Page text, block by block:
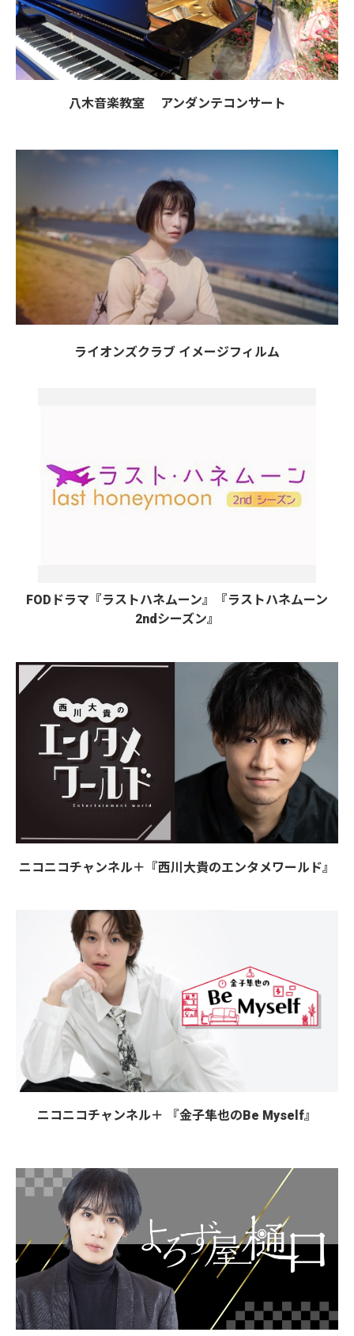
八木音楽教室 アンダンテコンサート
ライオンズクラブ イメージフィルム
FODドラマ『ラストハネムーン』『ラストハネムーン
2ndシーズン』
ニコニコチャンネル＋『西川大貴のエンタメワールド』
ニコニコチャンネル＋ 『金子隼也のBe Myself』